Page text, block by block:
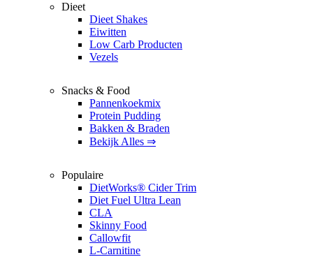
Dieet
Dieet Shakes
Eiwitten
Low Carb Producten
Vezels
Snacks & Food
Pannenkoekmix
Protein Pudding
Bakken & Braden
Bekijk Alles ⇒
Populaire
DietWorks® Cider Trim
Diet Fuel Ultra Lean
CLA
Skinny Food
Callowfit
L-Carnitine